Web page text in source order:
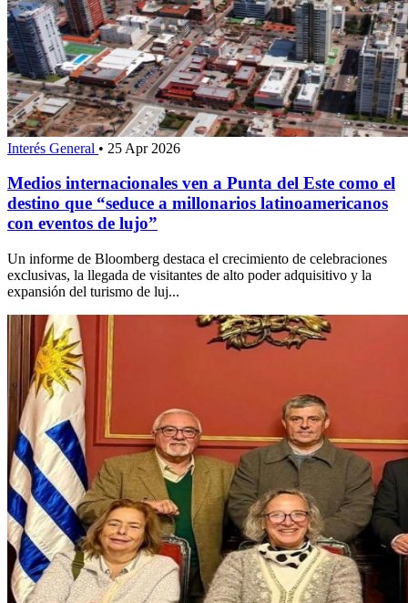
Interés General • 25 Apr 2026
Medios internacionales ven a Punta del Este como el
destino que “seduce a millonarios latinoamericanos
con eventos de lujo”
Un informe de Bloomberg destaca el crecimiento de celebraciones
exclusivas, la llegada de visitantes de alto poder adquisitivo y la
expansión del turismo de luj...